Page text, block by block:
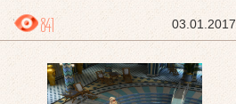
03.01.2017
841